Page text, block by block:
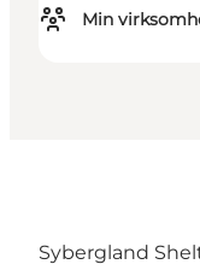
Min
Sybergland